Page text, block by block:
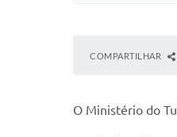
COMPARTILHAR
O Ministério do